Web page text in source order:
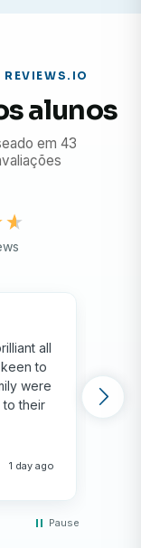
famoso do
cotidiana do
alunos
em 43
all
to
were
to their
1 day ago
Pause